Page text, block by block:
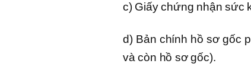
c) Giấy chứng nhận sức
d) Bản chính hồ sơ gốc
và còn hồ sơ gốc).